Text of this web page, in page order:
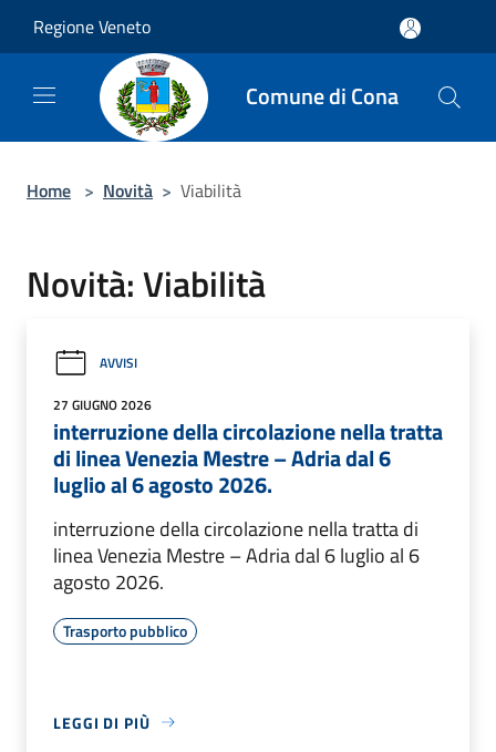
Regione Veneto
Comune di Cona
Home > Novità > Viabilità
Novità: Viabilità
AVVISI
27 GIUGNO 2026
interruzione della circolazione nella tratta
di linea Venezia Mestre – Adria dal 6
luglio al 6 agosto 2026.
interruzione della circolazione nella tratta di
linea Venezia Mestre – Adria dal 6 luglio al 6
agosto 2026.
Trasporto pubblico
LEGGI DI PIÙ